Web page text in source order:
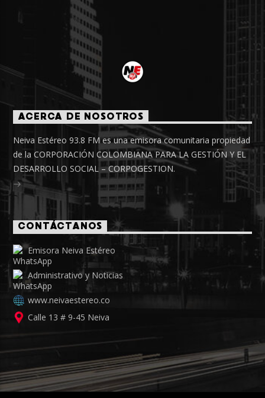
ACERCA DE NOSOTROS
Neiva Estéreo 93.8 FM es una emisora comunitaria propiedad
de la CORPORACIÓN COLOMBIANA PARA LA GESTIÓN Y EL
DESARROLLO SOCIAL – CORPOGESTION.
CONTÁCTANOS
Emisora Neiva Estéreo
Administrativo y Noticias
www.neivaestereo.co
Calle 13 # 9-45 Neiva